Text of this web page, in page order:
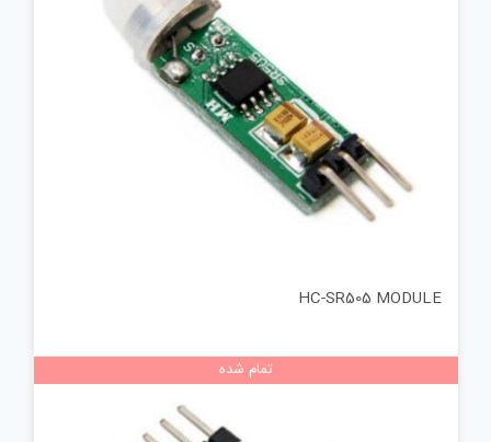
HC-SR505 MODULE
تمام شده